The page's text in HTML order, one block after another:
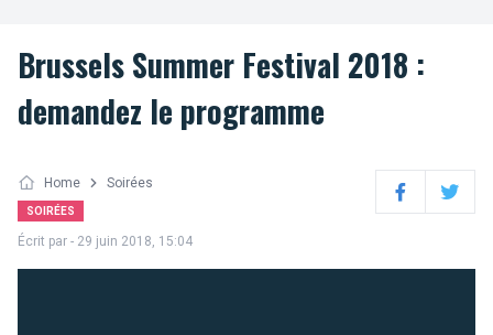
Brussels Summer Festival 2018 :
demandez le programme
Home Soirées
SOIRÉES FacebookTwitter
Écrit par - 29 juin 2018, 15:04